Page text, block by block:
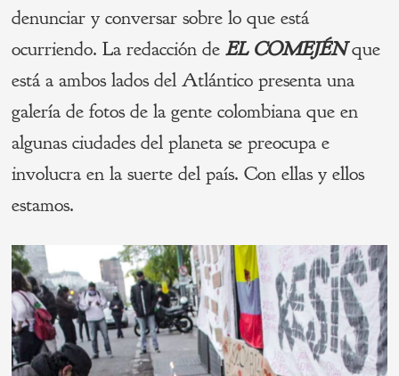
denunciar y conversar sobre lo que está
ocurriendo. La redacción deEL COMEJÉN que
está a ambos lados del Atlántico presenta una
galería de fotos de la gente colombiana que en
algunas ciudades del planeta se preocupa e
involucra en la suerte del país. Con ellas y ellos
estamos.